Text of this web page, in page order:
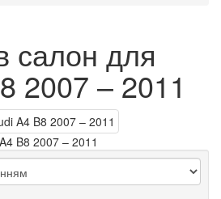
салон для
2007 – 2011
B8 2007 – 2011